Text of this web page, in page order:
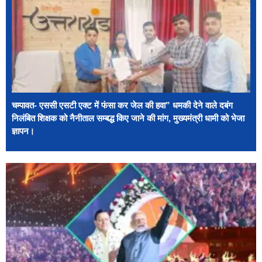
चम्पावत- एससी एसटी एक्ट में फंसा कर जेल की हवा” धमकी देने वाले दबंग
निलंबित शिक्षक को नैनीताल सम्बद्ध किए जाने की मांग, मुख्यमंत्री धामी को भेजा
ज्ञापन।